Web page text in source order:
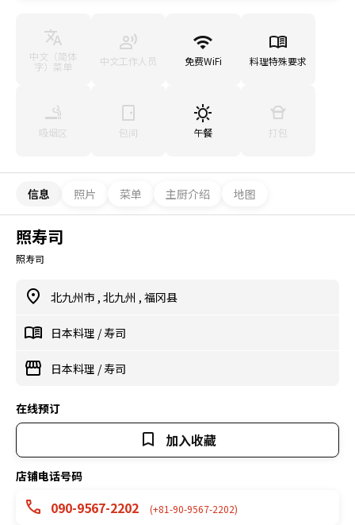
中文（简体
字）菜单 中文工作人员 免费WiFi 料理特殊要求
吸烟区 包间 午餐 打包
信息 照片 菜单 主厨介绍 地图
照寿司
照寿司
北九州市 , 北九州 , 福冈县
日本料理 /寿司
日本料理 /寿司
在线预订
加入收藏
店铺电话号码
090-9567-2202 (+81-90-9567-2202)